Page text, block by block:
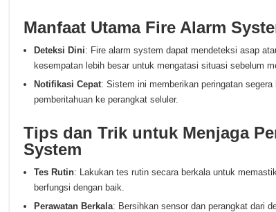
Manfaat Utama Fire Alarm
Deteksi Dini: Fire alarm system dapat mendeteksi asap
kesempatan lebih besar untuk mengatasi situasi sebelum
Notifikasi Cepat: Sistem ini memberikan peringatan
pemberitahuan ke perangkat seluler.
Tips dan Trik untuk Menjaga
System
Tes Rutin: Lakukan tes rutin secara berkala untuk
berfungsi dengan baik.
Perawatan Berkala: Bersihkan sensor dan perangkat dari